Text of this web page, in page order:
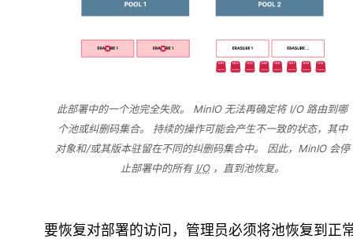
此部署中的一个池完全失败。 MinIO 无法再确定将 I/O 路由到哪
个池或纠删码集合。 持续的操作可能会产生不一致的状态，其中
对象和/或其版本驻留在不同的纠删码集合中。 因此，MinIO 会停
止部署中的所有I/O，直到池恢复。
要恢复对部署的访问，管理员必须将池恢复到正